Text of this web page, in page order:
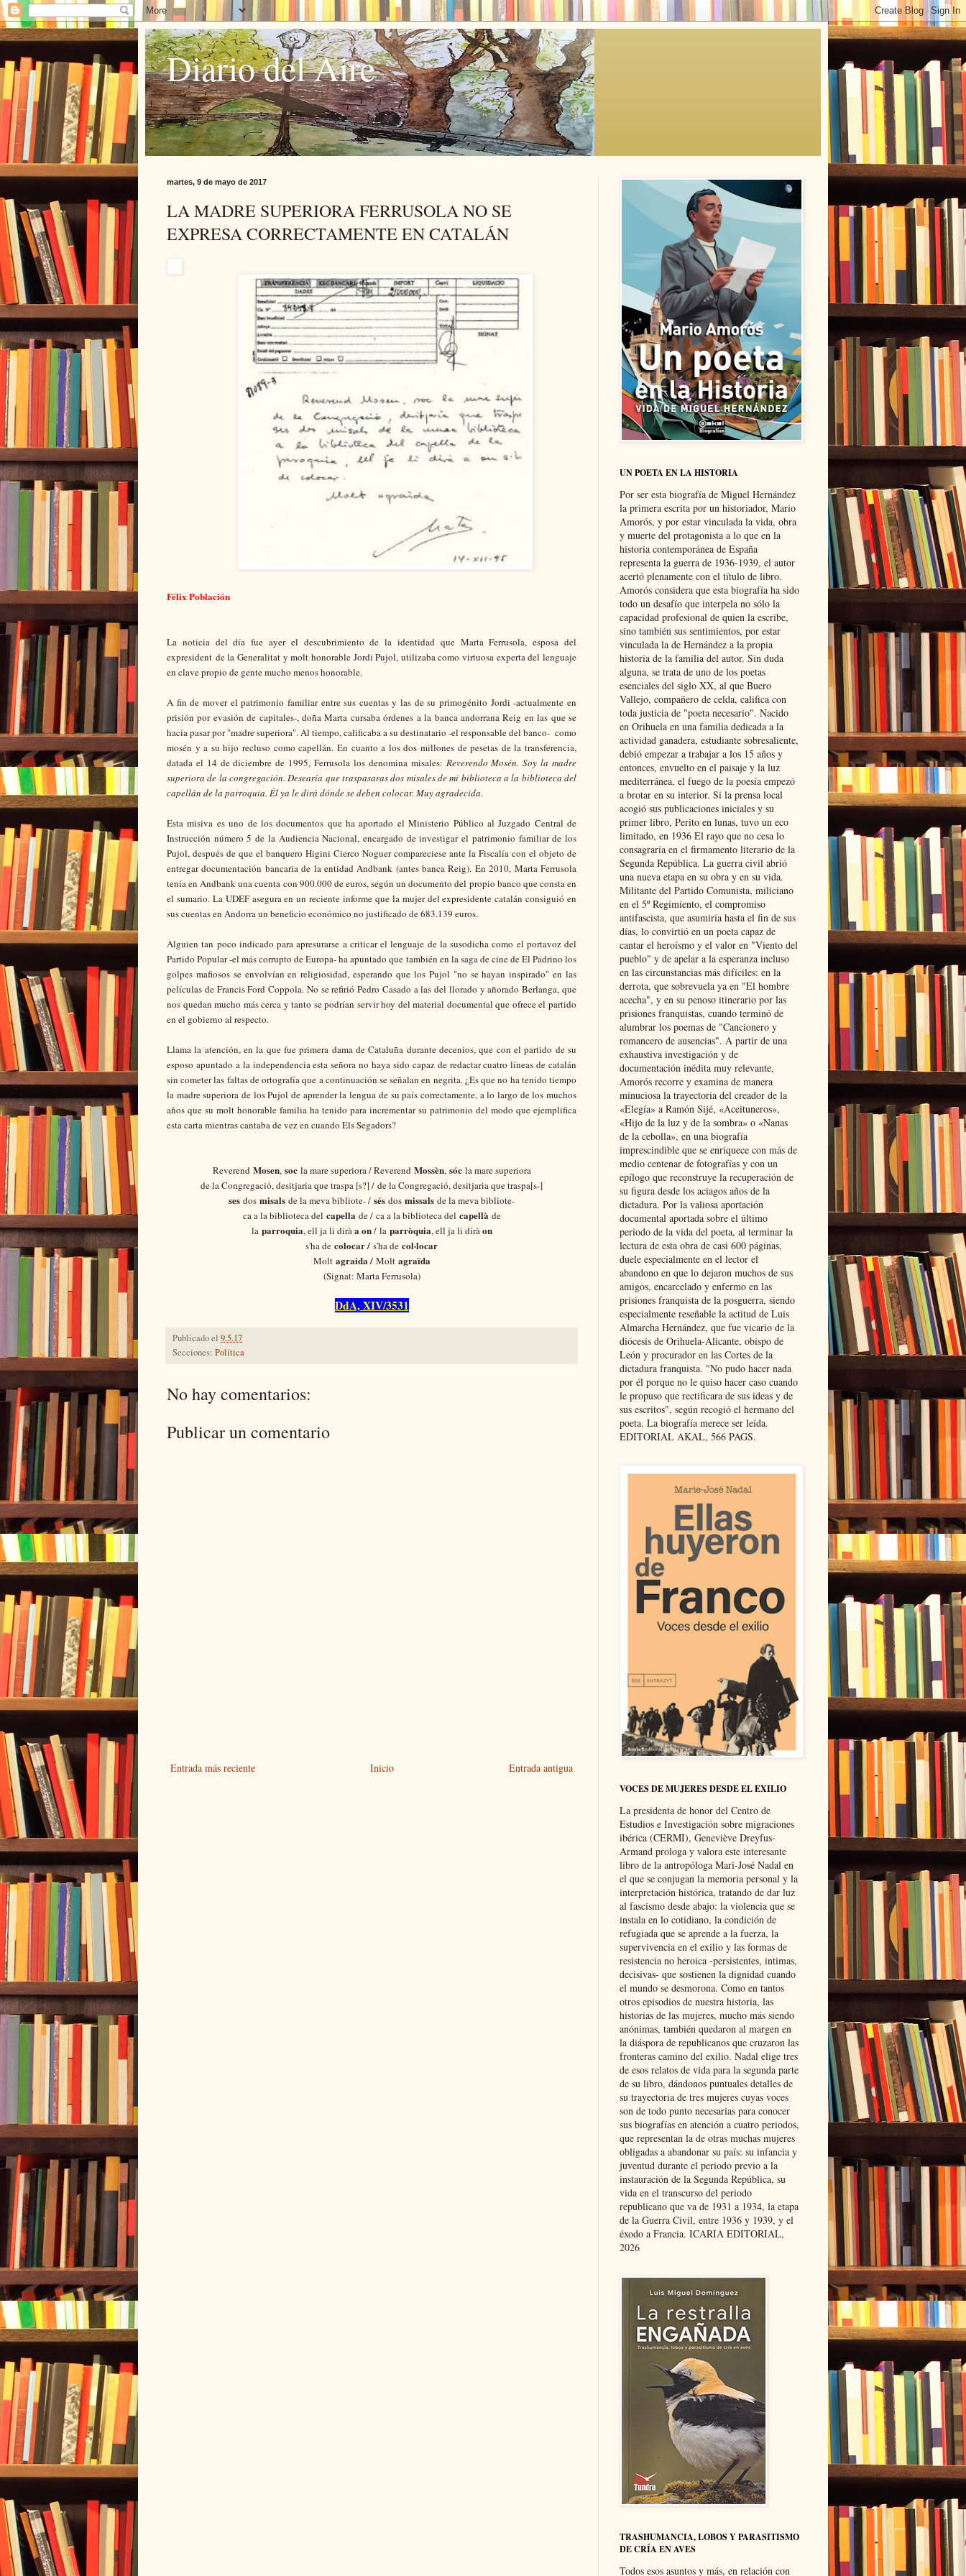
Diario del Aire
martes, 9 de mayo de 2017
LA MADRE SUPERIORA FERRUSOLA NO SE
EXPRESA CORRECTAMENTE EN CATALÁN
Félix Población
La noticia del día fue ayer el descubrimiento de la identidad que Marta Ferrusola, esposa del
expresident de la Generalitat y molt honorable Jordi Pujol, utilizaba como virtuosa experta del lenguaje
en clave propio de gente mucho menos honorable.
A fin de mover el patrimonio familiar entre sus cuentas y las de su primogénito Jordi -actualmente en
prisión por evasión de capitales-, doña Marta cursaba órdenes a la banca andorrana Reig en las que se
hacía pasar por "madre superiora". Al tiempo, calificaba a su destinatario -el responsable del banco- como
mosén y a su hijo recluso como capellán. En cuanto a los dos millones de pesetas de la transferencia,
datada el 14 de diciembre de 1995, Ferrusola los denomina misales: Reverendo Mosén. Soy la madre
superiora de la congregación. Desearía que traspasaras dos misales de mi biblioteca a la biblioteca del
capellán de la parroquia. Él ya le dirá dónde se deben colocar. Muy agradecida.
Esta misiva es uno de los documentos que ha aportado el Ministerio Público al Juzgado Central de
Instrucción número 5 de la Audiencia Nacional, encargado de investigar el patrimonio familiar de los
Pujol, después de que el banquero Higini Cierco Noguer compareciese ante la Fiscalía con el objeto de
entregar documentación bancaria de la entidad Andbank (antes banca Reig). En 2010, Marta Ferrusola
tenía en Andbank una cuenta con 900.000 de euros, según un documento del propio banco que consta en
el sumario. La UDEF asegura en un reciente informe que la mujer del expresidente catalán consiguió en
sus cuentas en Andorra un beneficio económico no justificado de 683.139 euros.
Alguien tan poco indicado para apresurarse a criticar el lenguaje de la susodicha como el portavoz del
Partido Popular -el más corrupto de Europa- ha apuntado que también en la saga de cine de El Padrino los
golpes mafiosos se envolvían en religiosidad, esperando que los Pujol "no se hayan inspirado" en las
películas de Francis Ford Coppola. No se refirió Pedro Casado a las del llorado y añorado Berlanga, que
nos quedan mucho más cerca y tanto se podrían servir hoy del material documental que ofrece el partido
en el gobierno al respecto.
Llama la atención, en la que fue primera dama de Cataluña durante decenios, que con el partido de su
esposo apuntado a la independencia esta señora no haya sido capaz de redactar cuatro líneas de catalán
sin cometer las faltas de ortografía que a continuación se señalan en negrita. ¿Es que no ha tenido tiempo
la madre superiora de los Pujol de aprender la lengua de su país correctamente, a lo largo de los muchos
años que su molt honorable familia ha tenido para incrementar su patrimonio del modo que ejemplifica
esta carta mientras cantaba de vez en cuando Els Segadors?
Reverend Mosen,socla mare superiora / Reverend Mossèn,sócla mare superiora
de la Congregació, desitjaria que traspa [s?] / de la Congregació, desitjaria que traspa[s-]
ses dos misals de la meva bibliote- / sés dos missals de la meva bibliote-
ca a la biblioteca del capella de / ca a la biblioteca del capellà de
la parroquia, ell ja li diràa on/ la parròquia, ell ja li diràon
s'ha de colocar / s'ha de col·locar
Molt agraida / Molt agraïda
(Signat: Marta Ferrusola)
DdA, XIV/3531
Publicado el 9.5.17
Secciones: Política
No hay comentarios:
Publicar un comentario
Entrada más reciente Entrada antigua
Inicio
UN POETA EN LA HISTORIA
Por ser esta biografía de Miguel Hernández
la primera escrita por un historiador, Mario
Amorós, y por estar vinculada la vida, obra
y muerte del protagonista a lo que en la
historia contemporánea de España
representa la guerra de 1936-1939, el autor
acertó plenamente con el título de libro.
Amorós considera que esta biografía ha sido
todo un desafío que interpela no sólo la
capacidad profesional de quien la escribe,
sino también sus sentimientos, por estar
vinculada la de Hernández a la propia
historia de la familia del autor. Sin duda
alguna, se trata de uno de los poetas
esenciales del siglo XX, al que Buero
Vallejo, compañero de celda, califica con
toda justicia de "poeta necesario". Nacido
en Orihuela en una familia dedicada a la
actividad ganadera, estudiante sobresaliente,
debió empezar a trabajar a los 15 años y
entonces, envuelto en el paisaje y la luz
mediterránea, el fuego de la poesía empezó
a brotar en su interior. Si la prensa local
acogió sus publicaciones iniciales y su
primer libro, Perito en lunas, tuvo un eco
limitado, en 1936 El rayo que no cesa lo
consagraría en el firmamento literario de la
Segunda República. La guerra civil abrió
una nueva etapa en su obra y en su vida.
Militante del Partido Comunista, miliciano
en el 5º Regimiento, el compromiso
antifascista, que asumiría hasta el fin de sus
días, lo convirtió en un poeta capaz de
cantar el heroísmo y el valor en "Viento del
pueblo" y de apelar a la esperanza incluso
en las circunstancias más difíciles: en la
derrota, que sobrevuela ya en "El hombre
acecha", y en su penoso itinerario por las
prisiones franquistas, cuando terminó de
alumbrar los poemas de "Cancionero y
romancero de ausencias". A partir de una
exhaustiva investigación y de
documentación inédita muy relevante,
Amorós recorre y examina de manera
minuciosa la trayectoria del creador de la
«Elegía» a Ramón Sijé, «Aceituneros»,
«Hijo de la luz y de la sombra» o «Nanas
de la cebolla», en una biografía
imprescindible que se enriquece con más de
medio centenar de fotografías y con un
epílogo que reconstruye la recuperación de
su figura desde los aciagos años de la
dictadura. Por la valiosa aportación
documental aportada sobre el último
periodo de la vida del poeta, al terminar la
lectura de esta obra de casi 600 páginas,
duele especialmente en el lector el
abandono en que lo dejaron muchos de sus
amigos, encarcelado y enfermo en las
prisiones franquista de la posguerra, siendo
especialmente reseñable la actitud de Luis
Almarcha Hernández, que fue vicario de la
diócesis de Orihuela-Alicante, obispo de
León y procurador en las Cortes de la
dictadura franquista. "No pudo hacer nada
por él porque no le quiso hacer caso cuando
le propuso que rectificara de sus ideas y de
sus escritos", según recogió el hermano del
poeta. La biografía merece ser leída.
EDITORIAL AKAL, 566 PAGS.
VOCES DE MUJERES DESDE EL EXILIO
La presidenta de honor del Centro de
Estudios e Investigación sobre migraciones
ibérica (CERMI), Geneviève Dreyfus-
Armand prologa y valora este interesante
libro de la antropóloga Mari-José Nadal en
el que se conjugan la memoria personal y la
interpretación histórica, tratando de dar luz
al fascismo desde abajo: la violencia que se
instala en lo cotidiano, la condición de
refugiada que se aprende a la fuerza, la
supervivencia en el exilio y las formas de
resistencia no heroica -persistentes, intimas,
decisivas- que sostienen la dignidad cuando
el mundo se desmorona. Como en tantos
otros episodios de nuestra historia, las
historias de las mujeres, mucho más siendo
anónimas, también quedaron al margen en
la diáspora de republicanos que cruzaron las
fronteras camino del exilio. Nadal elige tres
de esos relatos de vida para la segunda parte
de su libro, dándonos puntuales detalles de
su trayectoria de tres mujeres cuyas voces
son de todo punto necesarias para conocer
sus biografías en atención a cuatro periodos,
que representan la de otras muchas mujeres
obligadas a abandonar su país: su infancia y
juventud durante el periodo previo a la
instauración de la Segunda República, su
vida en el transcurso del periodo
republicano que va de 1931 a 1934, la etapa
de la Guerra Civil, entre 1936 y 1939, y el
éxodo a Francia. ICARIA EDITORIAL,
2026
TRASHUMANCIA, LOBOS Y PARASITISMO
DE CRÍA EN AVES
Todos esos asuntos y más, en relación con